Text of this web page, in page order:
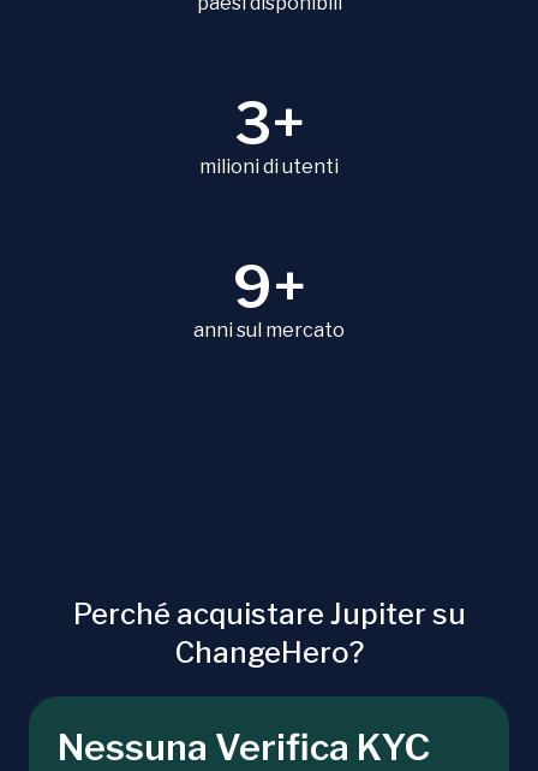
3+
milioni di utenti
9+
anni sul mercato
Perché acquistare Jupiter su
ChangeHero?
Nessuna Verifica KYC